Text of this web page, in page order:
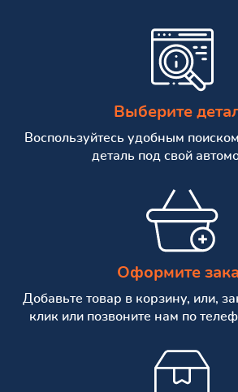
Выберите
Воспользуйтесь удобным
деталь под свой
Оформите
Добавьте товар в корзину, или,
клик или позвоните нам по